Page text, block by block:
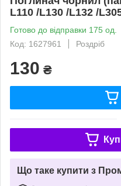
L110 /L130 /L132 /
Готово до відправки 175 од.
Код: 1627961
Роздріб
130 ₴
Що таке купити з